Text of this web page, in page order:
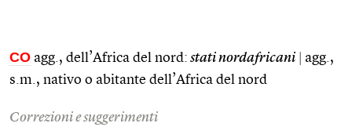
CO agg., dell’Africa del nord: stati nordafricani
agg.,
s.m., nativo o abitante dell’Africa del nord
Correzioni e suggerimenti